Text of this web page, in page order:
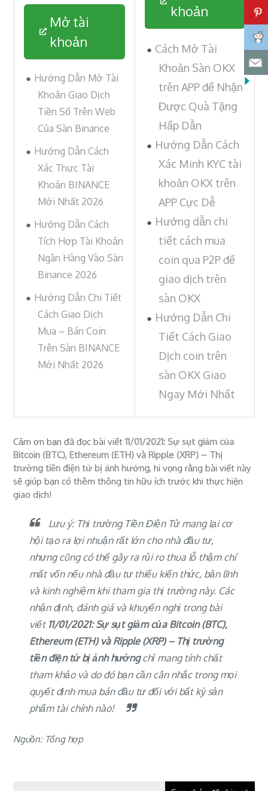
Mở tài
khoản
Hướng Dẫn Mở Tài
Khoản Giao Dịch
Tiền Số Trên Web
Của Sàn Binance
Hướng Dẫn Cách
Xác Thực Tài
Khoản BINANCE
Mới Nhất 2026
Hướng Dẫn Cách
Tích Hợp Tài Khoản
Ngân Hàng Vào Sàn
Binance 2026
Hướng Dẫn Chi Tiết
Cách Giao Dịch
Mua – Bán Coin
Trên Sàn BINANCE
Mới Nhất 2026
khoản
Cách Mở Tài
Khoản Sàn OKX
trên APP để Nhận
Được Quà Tặng
Hấp Dẫn
Hướng Dẫn Cách
Xác Minh KYC tài
khoản OKX trên
APP Cực Dễ
Hướng dẫn chi
tiết cách mua
coin qua P2P để
giao dịch trên
sàn OKX
Hướng Dẫn Chi
Tiết Cách Giao
Dịch coin trên
sàn OKX Giao
Ngay Mới Nhất
Cảm ơn bạn đã đọc bài viết11/01/2021: Sự sụt giảm của
Bitcoin (BTC), Ethereum (ETH) và Ripple (XRP) – Thị
trường tiền điện tử bị ảnh hưởng, hi vọng rằng bài viết này
sẽ giúp bạn có thêm thông tin hữu ích trước khi thực hiện
giao dịch!
Lưu ý: Thị trường Tiền Điện Tử mang lại cơ
hội tạo ra lợi nhuận rất lớn cho nhà đầu tư,
nhưng cũng có thể gây ra rủi ro thua lỗ thậm chí
mất vốn nếu nhà đầu tư thiếu kiến thức, bản lĩnh
và kinh nghiệm khi tham gia thị trường này. Các
nhận định, đánh giá và khuyến nghị trong bài
viết 11/01/2021: Sự sụt giảm của Bitcoin (BTC),
Ethereum (ETH) và Ripple (XRP) – Thị trường
tiền điện tử bị ảnh hưởngchỉ mang tính chất
tham khảo và do đó bạn cần cân nhắc trong mọi
quyết định mua bán đầu tư đối với bất kỳ sản
phẩm tài chính nào!
Nguồn: Tổng hợp